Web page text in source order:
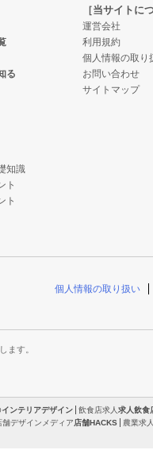
る
知識
ト
ト
［当サイトに
運営会社
利用規約
個人情報の取り
お問い合わせ
サイトマップ
個人情報の取り扱い
ます。
インテリアデザイン 飲食店求人求人飲食
舗デザインメディア店舗HACKS 農業求人